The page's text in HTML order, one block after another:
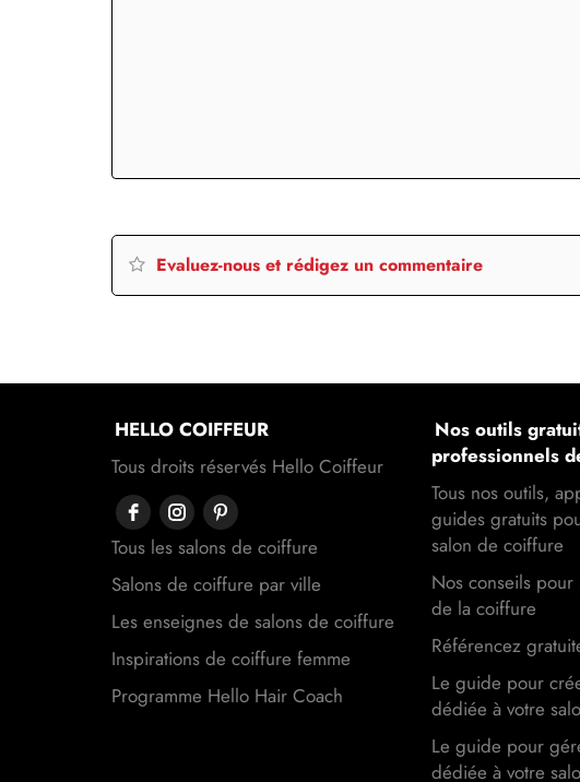
Evaluez-nous et rédigez un commentaire
HELLO COIFFEUR
Tous droits réservés Hello Coiffeur
Tous les salons de coiffure
Salons de coiffure par ville
Les enseignes de salons de coiffure
Inspirations de coiffure femme
Programme Hello Hair Coach
Nos outils
professionnels
Tous nos outils,
guides gratuits
salon de coiffure
Nos conseils
de la coiffure
Référencez
Le guide pour
dédiée à votre
Le guide pour
dédiée à votre